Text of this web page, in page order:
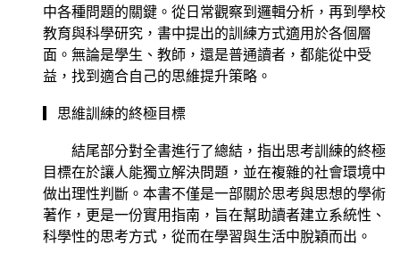
中各種問題的關鍵。從日常觀察到邏輯分析，再到學校
教育與科學研究，書中提出的訓練方式適用於各個層
面。無論是學生、教師，還是普通讀者，都能從中受
益，找到適合自己的思維提升策略。
▎思維訓練的終極目標
結尾部分對全書進行了總結，指出思考訓練的終極
目標在於讓人能獨立解決問題，並在複雜的社會環境中
做出理性判斷。本書不僅是一部關於思考與思想的學術
著作，更是一份實用指南，旨在幫助讀者建立系統性、
科學性的思考方式，從而在學習與生活中脫穎而出。